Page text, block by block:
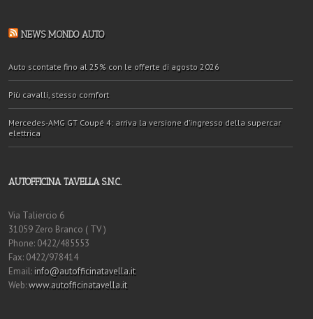
NEWS MONDO AUTO
Auto scontate fino al 25% con le offerte di agosto 2026
Più cavalli, stesso comfort
Mercedes-AMG GT Coupé 4: arriva la versione d’ingresso della supercar
elettrica
AUTOFFICINA TAVELLA S.N.C.
Via Taliercio 6
31059 Zero Branco ( TV )
Phone: 0422/485553
Fax: 0422/978414
Email: info@autofficinatavella.it
Web:www.autofficinatavella.it